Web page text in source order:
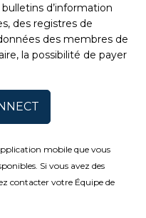
d’information
des registres de
des membres de
la possibilité de payer
mobile que vous
Si vous avez des
contacter votre Équipe de